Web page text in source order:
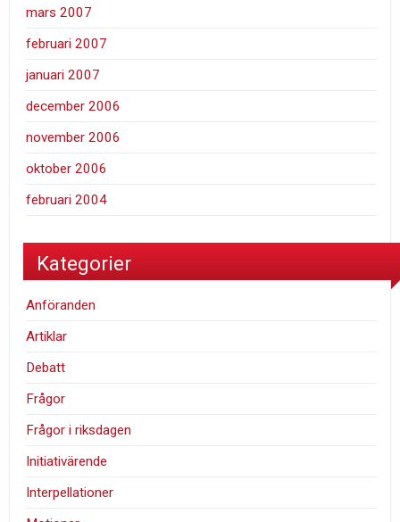
mars 2007
februari 2007
januari 2007
december 2006
november 2006
oktober 2006
februari 2004
Kategorier
Anföranden
Artiklar
Debatt
Frågor
Frågor i riksdagen
Initiativärende
Interpellationer